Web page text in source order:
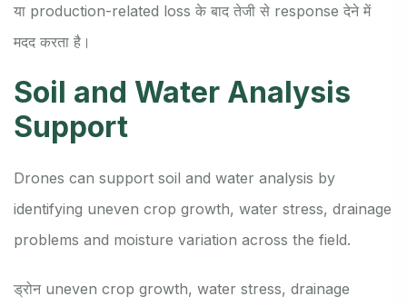
या production-related loss के बाद तेजी से response देने में
मदद करता है।
Soil and Water Analysis
Support
Drones can support soil and water analysis by
identifying uneven crop growth, water stress, drainage
problems and moisture variation across the field.
ड्रोन uneven crop growth, water stress, drainage